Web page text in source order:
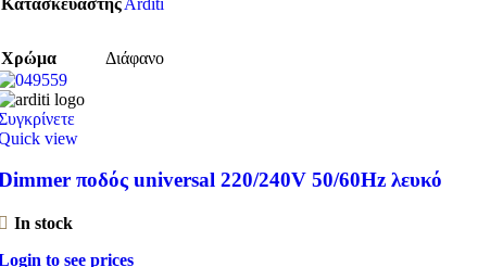
Χρώμα Διάφανο
view
ποδός universal 220/240V 50/60Hz λευκό
In stock
to see prices